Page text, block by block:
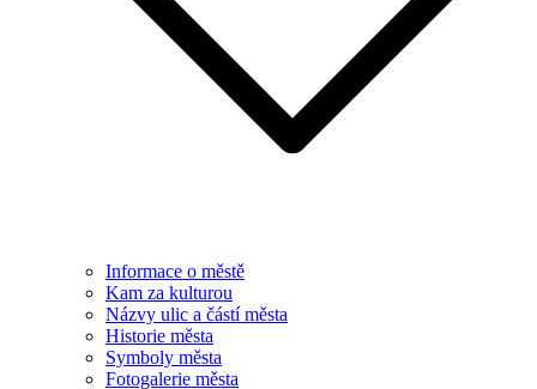
Informace o městě
Kam za kulturou
Názvy ulic a částí města
Historie města
Symboly města
Fotogalerie města